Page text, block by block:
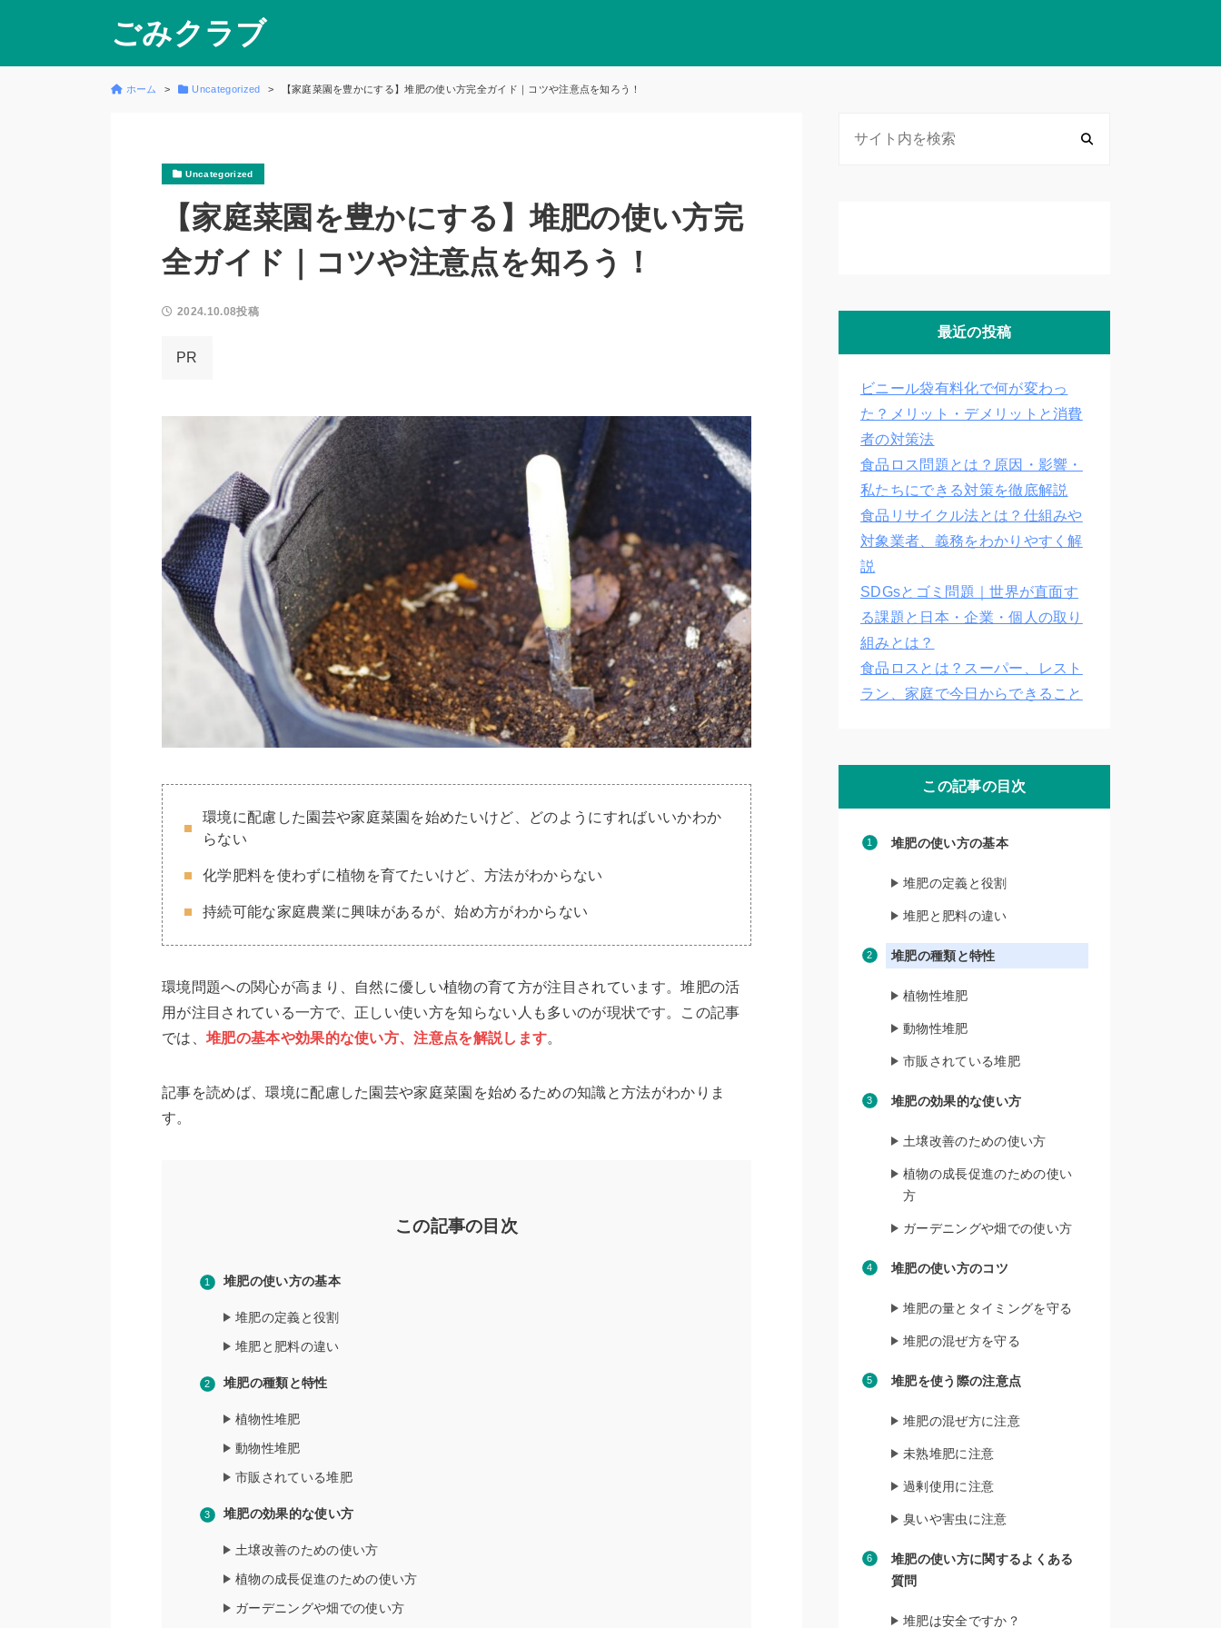
ごみクラブ
ホーム Uncategorized 【家庭菜園を豊かにする】堆肥の使い方完全ガイド｜コツや注意点を知ろう！
Uncategorized
【家庭菜園を豊かにする】堆肥の使い方完
全ガイド｜コツや注意点を知ろう！
2024.10.08投稿
PR
環境に配慮した園芸や家庭菜園を始めたいけど、どのようにすればいいかわか
らない
化学肥料を使わずに植物を育てたいけど、方法がわからない
持続可能な家庭農業に興味があるが、始め方がわからない
環境問題への関心が高まり、自然に優しい植物の育て方が注目されています。堆肥の活
用が注目されている一方で、正しい使い方を知らない人も多いのが現状です。この記事
では、 堆肥の基本や効果的な使い方、注意点を解説します。
記事を読めば、環境に配慮した園芸や家庭菜園を始めるための知識と方法がわかりま
す。
この記事の目次
堆肥の使い方の基本
堆肥の定義と役割
堆肥と肥料の違い
堆肥の種類と特性
植物性堆肥
動物性堆肥
市販されている堆肥
堆肥の効果的な使い方
土壌改善のための使い方
植物の成長促進のための使い方
ガーデニングや畑での使い方
最近の投稿
ビニール袋有料化で何が変わっ
た？メリット・デメリットと消費
者の対策法
食品ロス問題とは？原因・影響・
私たちにできる対策を徹底解説
食品リサイクル法とは？仕組みや
対象業者、義務をわかりやすく解
説
SDGsとゴミ問題｜世界が直面す
る課題と日本・企業・個人の取り
組みとは？
食品ロスとは？スーパー、レスト
ラン、家庭で今日からできること
この記事の目次
堆肥の使い方の基本
堆肥の定義と役割
堆肥と肥料の違い
堆肥の種類と特性
植物性堆肥
動物性堆肥
市販されている堆肥
堆肥の効果的な使い方
土壌改善のための使い方
植物の成長促進のための使い
方
ガーデニングや畑での使い方
堆肥の使い方のコツ
堆肥の量とタイミングを守る
堆肥の混ぜ方を守る
堆肥を使う際の注意点
堆肥の混ぜ方に注意
未熟堆肥に注意
過剰使用に注意
臭いや害虫に注意
堆肥の使い方に関するよくある
質問
堆肥は安全ですか？